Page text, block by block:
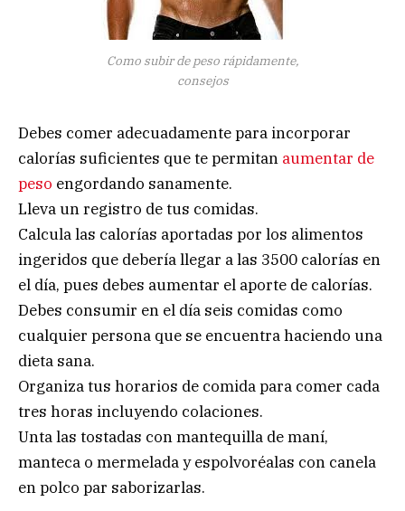
Como subir de peso rápidamente,
consejos
Debes comer adecuadamente para incorporar
calorías suficientes que te permitan aumentar de
peso engordando sanamente.
Lleva un registro de tus comidas.
Calcula las calorías aportadas por los alimentos
ingeridos que debería llegar a las 3500 calorías en
el día, pues debes aumentar el aporte de calorías.
Debes consumir en el día seis comidas como
cualquier persona que se encuentra haciendo una
dieta sana.
Organiza tus horarios de comida para comer cada
tres horas incluyendo colaciones.
Unta las tostadas con mantequilla de maní,
manteca o mermelada y espolvoréalas con canela
en polco par saborizarlas.